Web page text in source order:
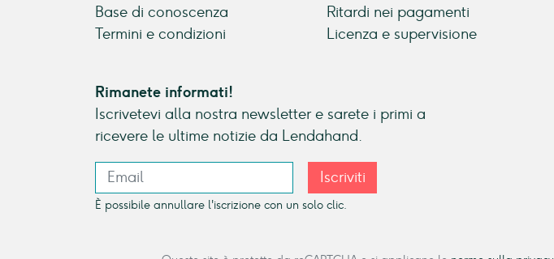
Base di conoscenza
Termini e condizioni
Ritardi nei pagamenti
Licenza e supervisione
Rimanete informati!
Iscrivetevi alla nostra newsletter e sarete i primi a
ricevere le ultime notizie da Lendahand.
Iscriviti
È possibile annullare l'iscrizione con un solo clic.